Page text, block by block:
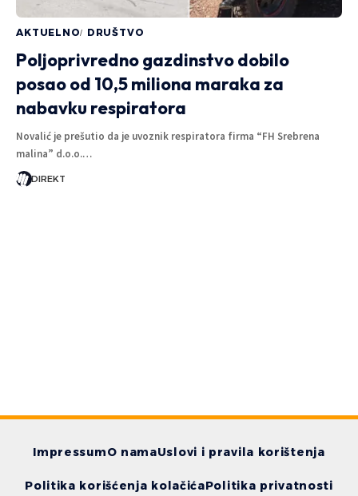
AKTUELNO DRUŠTVO
Poljoprivredno gazdinstvo dobilo
posao od 10,5 miliona maraka za
nabavku respiratora
Novalić je prešutio da je uvoznik respiratora firma “FH Srebrena
malina” d.o.o.…
DIREKT
ImpressumO namaUslovi i pravila korištenja
Politika korišćenja kolačićaPolitika privatnosti